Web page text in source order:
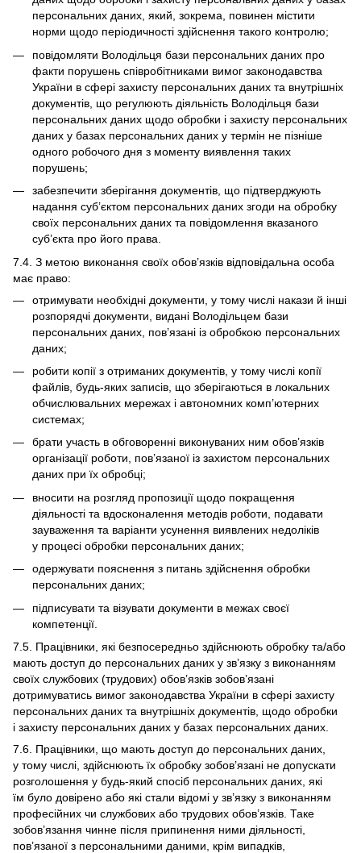
персональних даних, який, зокрема, повинен містити
норми щодо періодичності здійснення такого контролю;
повідомляти Володільця бази персональних даних про
факти порушень співробітниками вимог законодавства
України в сфері захисту персональних даних та внутрішніх
документів, що регулюють діяльність Володільця бази
персональних даних щодо обробки і захисту персональних
даних у базах персональних даних у термін не пізніше
одного робочого дня з моменту виявлення таких
порушень;
забезпечити зберігання документів, що підтверджують
надання суб’єктом персональних даних згоди на обробку
своїх персональних даних та повідомлення вказаного
суб’єкта про його права.
7.4. З метою виконання своїх обов’язків відповідальна особа
має право:
отримувати необхідні документи, у тому числі накази й інші
розпорядчі документи, видані Володільцем бази
персональних даних, пов’язані із обробкою персональних
даних;
робити копії з отриманих документів, у тому числі копії
файлів, будь-яких записів, що зберігаються в локальних
обчислювальних мережах і автономних комп’ютерних
системах;
брати участь в обговоренні виконуваних ним обов’язків
організації роботи, пов’язаної із захистом персональних
даних при їх обробці;
вносити на розгляд пропозиції щодо покращення
діяльності та вдосконалення методів роботи, подавати
зауваження та варіанти усунення виявлених недоліків
у процесі обробки персональних даних;
одержувати пояснення з питань здійснення обробки
персональних даних;
підписувати та візувати документи в межах своєї
компетенції.
7.5. Працівники, які безпосередньо здійснюють обробку та/або
мають доступ до персональних даних у зв’язку з виконанням
своїх службових (трудових) обов’язків зобов’язані
дотримуватись вимог законодавства України в сфері захисту
персональних даних та внутрішніх документів, щодо обробки
і захисту персональних даних у базах персональних даних.
7.6. Працівники, що мають доступ до персональних даних,
у тому числі, здійснюють їх обробку зобов’язані не допускати
розголошення у будь-який спосіб персональних даних, які
їм було довірено або які стали відомі у зв’язку з виконанням
професійних чи службових або трудових обов’язків. Таке
зобов’язання чинне після припинення ними діяльності,
пов’язаної з персональними даними, крім випадків,